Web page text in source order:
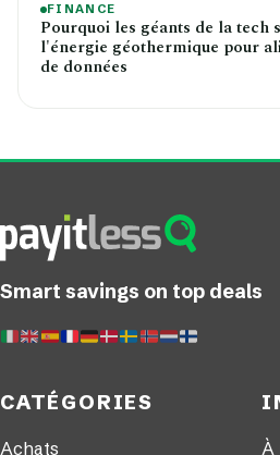
FINANCE
Pourquoi les géants de la tech
l'énergie géothermique pour
de données
Smart savings on top deals
CATÉGORIES
Achats
À